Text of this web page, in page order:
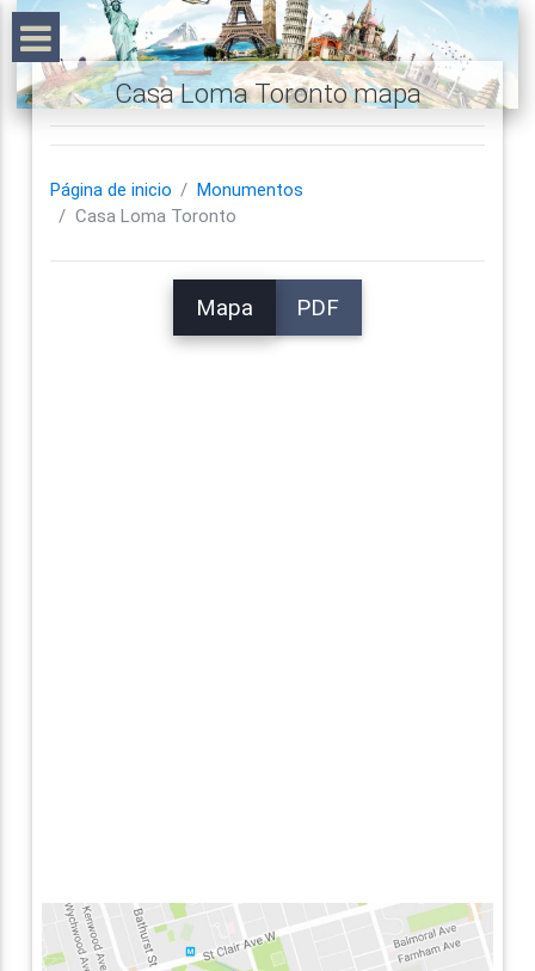
Casa Loma Toronto mapa
Página de inicio
Monumentos
Casa Loma Toronto
Mapa PDF